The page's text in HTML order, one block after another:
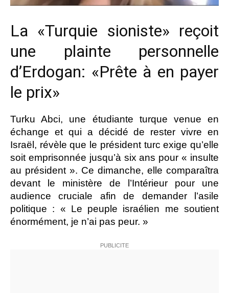
La «Turquie sioniste» reçoit
une plainte personnelle
d’Erdogan: «Prête à en payer
le prix»
Turku Abci, une étudiante turque venue en
échange et qui a décidé de rester vivre en
Israël, révèle que le président turc exige qu’elle
soit emprisonnée jusqu’à six ans pour « insulte
au président ». Ce dimanche, elle comparaîtra
devant le ministère de l’Intérieur pour une
audience cruciale afin de demander l’asile
politique : « Le peuple israélien me soutient
énormément, je n’ai pas peur. »